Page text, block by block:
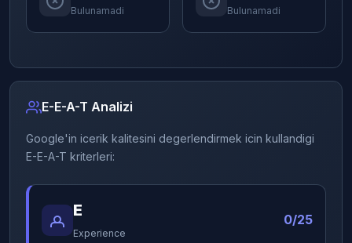
Bulunamadi Bulunamadi
E-E-A-T Analizi
Google'in icerik kalitesini degerlendirmek icin kullandigi
E-E-A-T kriterleri:
E
Experience
0/25